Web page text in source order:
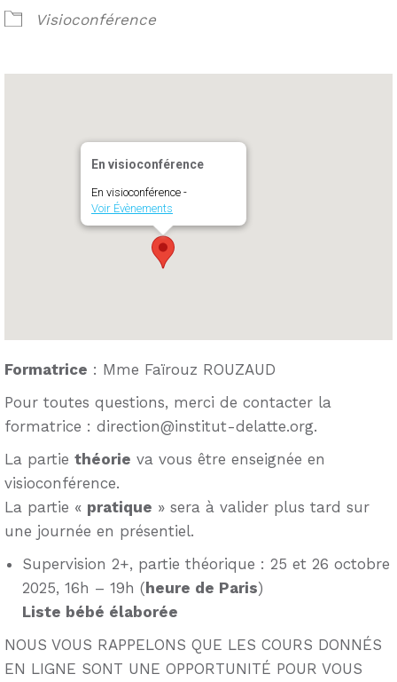
Visioconférence
En visioconférence
En visioconférence -
Voir Évènements
Formatrice : Mme Faïrouz ROUZAUD
Pour toutes questions, merci de contacter la
formatrice : direction@institut-delatte.org.
La partie théorie va vous être enseignée en
visioconférence.
La partie « pratique » sera à valider plus tard sur
une journée en présentiel.
Supervision 2+, partie théorique : 25 et 26 octobre
2025, 16h – 19h (heure de Paris)
Liste bébé élaborée
NOUS VOUS RAPPELONS QUE LES COURS DONNÉS
EN LIGNE SONT UNE OPPORTUNITÉ POUR VOUS